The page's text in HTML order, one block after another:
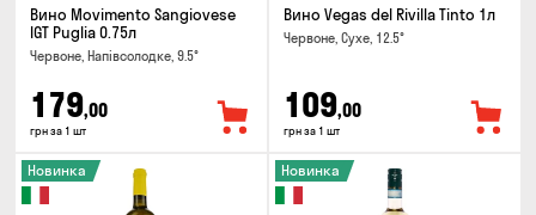
Вино Movimento Sangiovese
IGT Puglia 0.75л
Червоне, Напівсолодке, 9.5°
179,00
грн за 1 шт
Вино Vegas del Rivilla Tinto 1л
Червоне, Сухе, 12.5°
109,00
грн за 1 шт
Новинка Новинка